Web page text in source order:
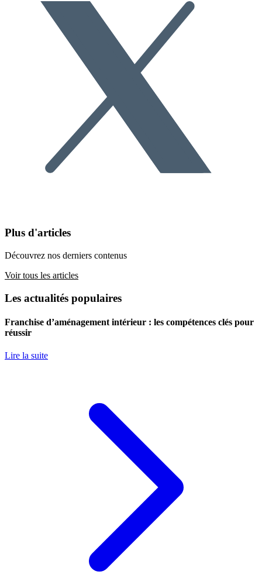
Plus d'articles
Découvrez nos derniers contenus
Voir tous les articles
Les actualités populaires
Franchise d’aménagement intérieur : les compétences clés pour
réussir
Lire la suite